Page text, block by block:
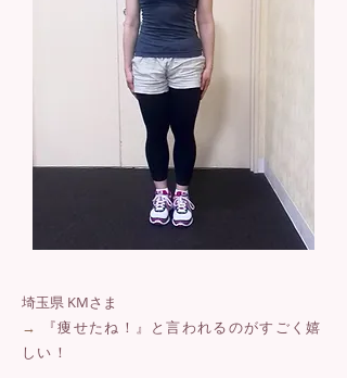
埼玉県 KMさま
→
『痩せたね！』と言われるのがすごく嬉
しい！